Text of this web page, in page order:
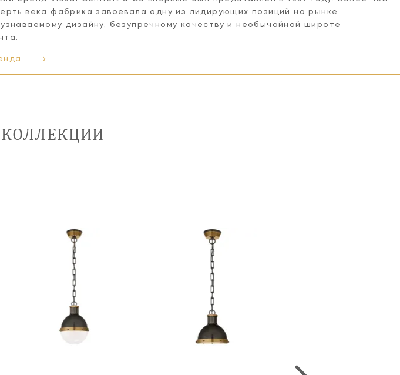
века фабрика завоевала одну из лидирующих позиций на рынке
дизайну, безупречному качеству и необычайной широте